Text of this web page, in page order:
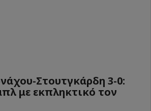
Στουτγκάρδη 3-0:
με εκπληκτικό τον